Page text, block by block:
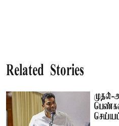
Related Stories